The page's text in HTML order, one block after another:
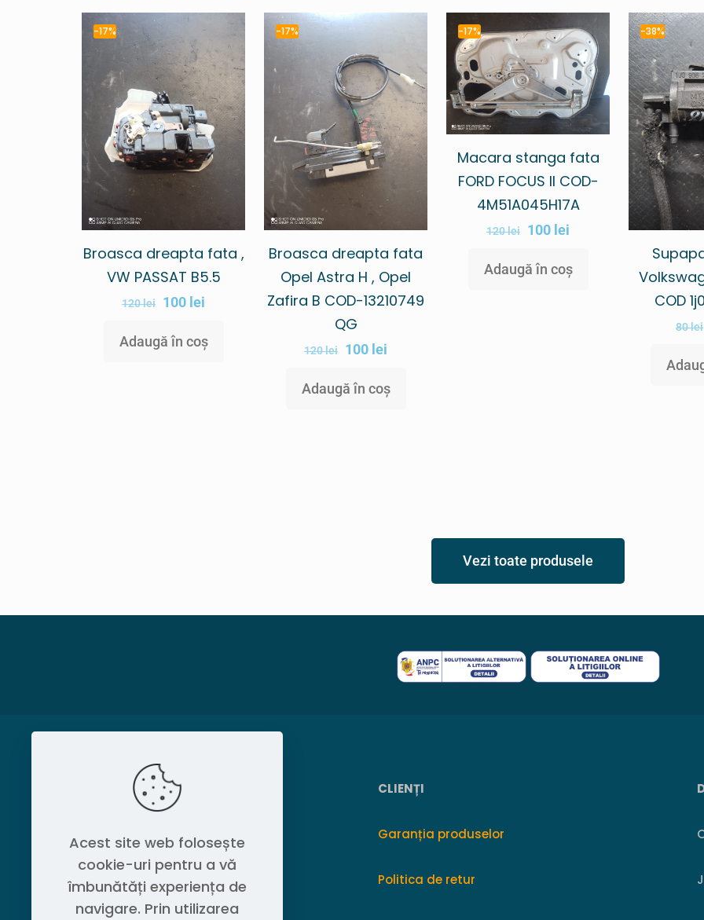
-17%
Broasca dreapta fata ,
VW PASSAT B5.5
120lei 100 lei
Adaugă în coș
-17%
Broasca dreapta fata
Opel Astra H , Opel
Zafira B COD-13210749
QG
120lei 100 lei
Adaugă în coș
-17%
Macara stanga fata
FORD FOCUS II COD-
4M51A045H17A
120lei 100 lei
Adaugă în coș
-38%
COD
80lei
Vezi toate produsele
Politica de confidențialitate
Contact OEM LOGISTIC DPG
CLIENȚI
Garanția produselor
Politica de retur
Acest site web folosește
cookie-uri pentru a vă
îmbunătăți experiența de
navigare. Prin utilizarea